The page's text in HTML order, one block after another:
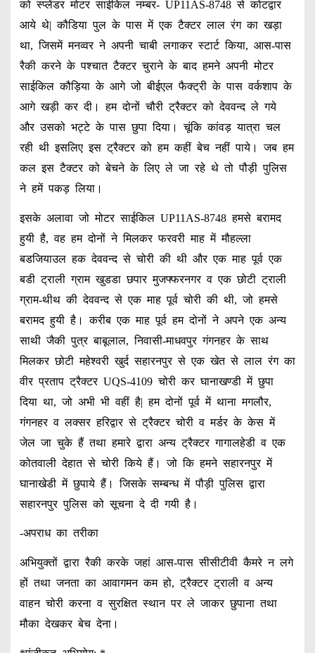
को स्प्लेंडर मोटर साईकिल नम्बर- UP11AS-8748 से कोटद्वार
आये थे| कौडिया पुल के पास में एक टैक्टर लाल रंग का खड़ा
था, जिसमें मनव्वर ने अपनी चाबी लगाकर स्टार्ट किया, आस-पास
रैकी करने के पश्चात टैक्टर चुराने के बाद हमने अपनी मोटर
साईकिल कौड़िया के आगे जो बीईएल फैक्ट्री के पास वर्कशाप के
आगे खड़ी कर दी। हम दोनों चौरी ट्रैक्टर को देववन्द ले गये
और उसको भट्टे के पास छुपा दिया। चूंकि कांवड़ यात्रा चल
रही थी इसलिए इस ट्रैक्टर को हम कहीं बेच नहीं पाये। जब हम
कल इस टैक्टर को बेचने के लिए ले जा रहे थे तो पौड़ी पुलिस
ने हमें पकड़ लिया।
इसके अलावा जो मोटर साईकिल UP11AS-8748 हमसे बरामद
हुयी है, वह हम दोनों ने मिलकर फरवरी माह में मौहल्ला
बडजियाउल हक देववन्द से चोरी की थी और एक माह पूर्व एक
बडी ट्राली ग्राम खुडडा छपार मुजफ्फरनगर व एक छोटी ट्राली
ग्राम-थीथ की देववन्द से एक माह पूर्व चोरी की थी, जो हमसे
बरामद हुयी है। करीब एक माह पूर्व हम दोनों ने अपने एक अन्य
साथी जैकी पुत्र बाबूलाल, निवासी-माधवपुर गंगनहर के साथ
मिलकर छोटी महेश्वरी खुर्द सहारनपुर से एक खेत से लाल रंग का
वीर प्रताप ट्रैक्टर UQS-4109 चोरी कर घानाखण्डी में छुपा
दिया था, जो अभी भी वहीं है| हम दोनों पूर्व में थाना मगलौर,
गंगनहर व लक्सर हरिद्वार से ट्रैक्टर चोरी व मर्डर के केस में
जेल जा चुके हैं तथा हमारे द्वारा अन्य ट्रैक्टर गागालहेडी व एक
कोतवाली देहात से चोरी किये हैं। जो कि हमने सहारनपुर में
घानाखेडी में छुपाये हैं। जिसके सम्बन्ध में पौड़ी पुलिस द्वारा
सहारनपुर पुलिस को सूचना दे दी गयी है।
-अपराध का तरीका
अभियुक्तों द्वारा रैकी करके जहां आस-पास सीसीटीवी कैमरे न लगे
हों तथा जनता का आवागमन कम हो, ट्रैक्टर ट्राली व अन्य
वाहन चोरी करना व सुरक्षित स्थान पर ले जाकर छुपाना तथा
मौका देखकर बेच देना।